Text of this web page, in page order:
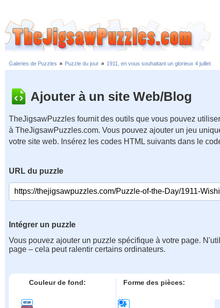
Galeries de Puzzles » Puzzle du jour » 1911, en vous souhaitant un glorieux 4 juillet
Ajouter à un site Web/Blog
TheJigsawPuzzles fournit des outils que vous pouvez
à TheJigsawPuzzles.com. Vous pouvez ajouter un jeu
votre site web. Insérez les codes HTML suivants dans le
URL du puzzle
Intégrer un puzzle
Vous pouvez ajouter un puzzle spécifique à votre page.
page – cela peut ralentir certains ordinateurs.
Couleur de fond: Forme des pièces: